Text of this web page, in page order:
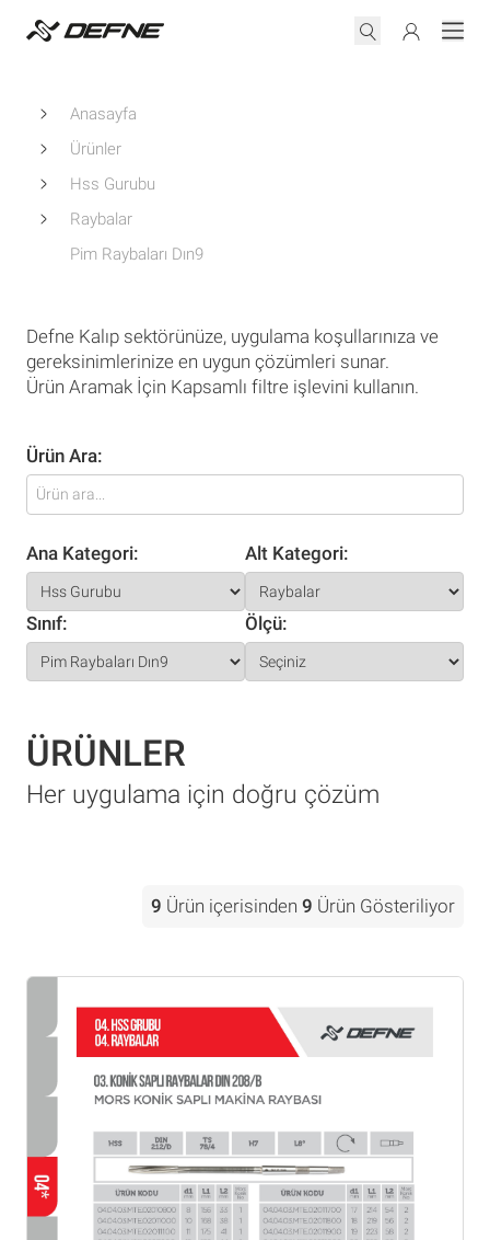
Anasayfa
Ürünler
Hss Gurubu
Raybalar
Pim Raybaları Dın9
Defne Kalıp sektörünüze, uygulama koşullarınıza ve
gereksinimlerinize en uygun çözümleri sunar.
Ürün Aramak İçin Kapsamlı filtre işlevini kullanın.
Ürün Ara:
Ana Kategori: Alt Kategori:
Sınıf: Ölçü:
ÜRÜNLER
Her uygulama için doğru çözüm
9 Ürün içerisinden 9 Ürün Gösteriliyor